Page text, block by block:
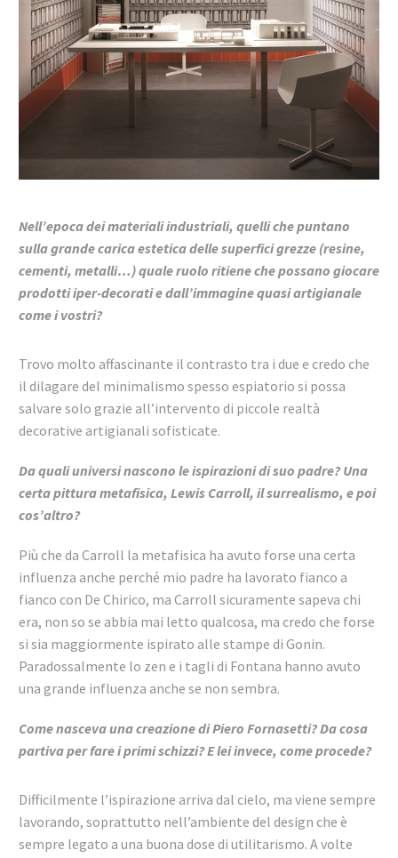
Nell’epoca dei materiali industriali, quelli che puntano
sulla grande carica estetica delle superfici grezze (resine,
cementi, metalli…) quale ruolo ritiene che possano giocare
prodotti iper-decorati e dall’immagine quasi artigianale
come i vostri?
Trovo molto affascinante il contrasto tra i due e credo che
il dilagare del minimalismo spesso espiatorio si possa
salvare solo grazie all’intervento di piccole realtà
decorative artigianali sofisticate.
Da quali universi nascono le ispirazioni di suo padre? Una
certa pittura metafisica, Lewis Carroll, il surrealismo, e poi
cos’altro?
Più che da Carroll la metafisica ha avuto forse una certa
influenza anche perché mio padre ha lavorato fianco a
fianco con De Chirico, ma Carroll sicuramente sapeva chi
era, non so se abbia mai letto qualcosa, ma credo che forse
si sia maggiormente ispirato alle stampe di Gonin.
Paradossalmente lo zen e i tagli di Fontana hanno avuto
una grande influenza anche se non sembra.
Come nasceva una creazione di Piero Fornasetti? Da cosa
partiva per fare i primi schizzi? E lei invece, come procede?
Difficilmente l’ispirazione arriva dal cielo, ma viene sempre
lavorando, soprattutto nell’ambiente del design che è
sempre legato a una buona dose di utilitarismo. A volte